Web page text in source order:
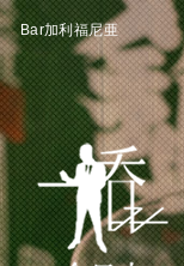
Bar加利福尼亜